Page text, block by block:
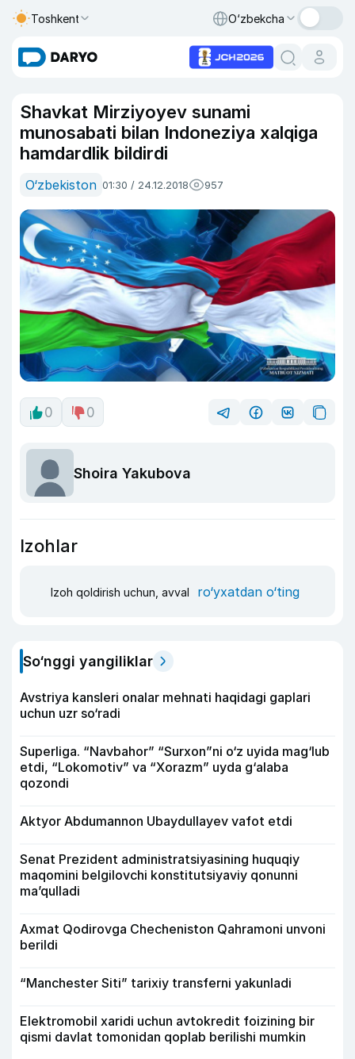
Toshkent O‘zbekcha
Shavkat Mirziyoyev sunami
munosabati bilan Indoneziya xalqiga
hamdardlik bildirdi
O‘zbekiston 01:30 / 24.12.2018 957
0 0
Shoira Yakubova
Izohlar
Izoh qoldirish uchun, avval ro‘yxatdan o‘ting
So‘nggi yangiliklar
Avstriya kansleri onalar mehnati haqidagi gaplari
uchun uzr so‘radi
Superliga. “Navbahor” “Surxon”ni o‘z uyida mag‘lub
etdi, “Lokomotiv” va “Xorazm” uyda g‘alaba
qozondi
Aktyor Abdu­mannon Ubaydullayev vafot etdi
Senat Prezident administratsiyasining huquqiy
maqomini belgilovchi konstitutsiyaviy qonunni
ma’qulladi
Axmat Qodirovga Checheniston Qahramoni unvoni
berildi
“Manchester Siti” tarixiy transferni yakunladi
Elektromobil xaridi uchun avtokredit foizining bir
qismi davlat tomonidan qoplab berilishi mumkin